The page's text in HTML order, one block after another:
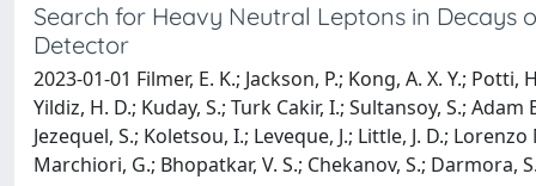
Search for Heavy Neutral Leptons in Decays
Detector
2023-01-01 Filmer, E. K.; Jackson, P.; Kong, A. X. Y.; Potti, H.; Ruggeri, T. A.; Sharma, A. S.; Ting, E. X. L.; White, M. J.; Gingrich, D. M.; Lindon, J. H.; Nishu, N.; Pinfold, J. L.; Cakir, O.; Yildiz, H. D.; Kuday, S.; Turk Cakir, I.; Sultansoy, S.; Adam Bourdarios, C.; Berger, N.; Costanza, F.; Delmastro, M.; Di Ciaccio, L.; Franco, L.; Goy, C.; Guillemin, T.; Hryn'Ova, T.; Jezequel, S.; Koletsou, I.; Leveque, J.; Little, J. D.; Lorenzo Martinez, N.; Poddar, G.; Rossi, E.; Sanchez Pineda, A.; Sauvan, E.; Selem, L.; Bernardi, G.; Bomben, M.; Bouquet, R.; Marchiori, G.; Bhopatkar, V. S.; Chekanov, S.; Darmora, S.; Hopkins, W. H.; Kourlitis, E.; Lecompte, T.; Love, J.; Metcalfe, J.; Mete, A. S.; Paramonov, A.; Proudfoot, J.; Van Gemmeren, P.; Wang, R.; Zhang, J.; Berlendis, S.; Cheu, E.; Cui, Z.; Ghosh, A.; Johns, K. A.; Lampl, W.; Lindley, R. E.; Loch, P.; Rutherfoord, J. P.; Varnes, E. W.; Zhou, H.; Zhou, Y.; Bakshi Gupta, D.; Burghgrave, B.; Cardenas, J. C. J.; De, K.; Farbin, A.; Hadavand, H. K.; Myers, A. J.; Ozturk, N.; Usai, G.; White, A.; Angelidakis, S.; Fassouliotis, D.; Fountas, L.; Gkialas, I.; Kourkoumelis, C.; Alexopoulos, T.; Bakalis, C.; Gazis, E. N.; Gkountoumis, P.; Kitsaki, C.; Maltezos, S.; Paraskevopoulos, C.; Perganti, M.; Tzanis, P.; Zacharis, G.; Andeen, T.; Burton, C. D.; Choi, K.; Nikiforou, N.; Onyisi, P. U. E.; Panchal, D. K.; Unal, M.; Webb, A. F.; Huseynov, N.; Agaras, M. N.; Bogavac, D.; Bosman, M.; Casado, M. P.; Castillo Garcia, L.; Gonzalez Fernandez, S.; Grieco, C.; Grinstein, S.; Juste Rozas, A.; Kazakos, S.; Korolkov, I.; Martinez, M.; Martinez Suarez, P.; Mir, L. M.; Moreno Martinez, C.; Munoz Martinez, J. L.; Orlando, N.; Pacheco Pages, A.; Padilla Aranda, C.; Riu, I.; Salvador Salas, A.; Sonay, A.; Terzo, S.; Vazquez Furelos, D.; Barreiro Guimaraes da Costa, J.; Cai, Y.; Chu, X.; Cui, H.; Fan, Y.; Fang, Y.; Garcia Pascual, J. A.; Guo, F.; Hu, Y. F.; Huang, Y.; Li, M.; Liang, Z.; Liu, B.; Liu, P.; Lou, X.; Lu, G.; Lyu, F.; Mohammed, A. F.; Ran, K.; Shan, L. Y.; Wu, J.; Xu, D.; Yang, X.; Zhang, K.; Zhu, C.; Zhu, H.; Zhuang, X.; Chen, X.; Ding, W.; Feng, M.; Li, B.; Xia, M.; Xu, Y.; Zhang, G.; Ayoub, M. K.; Chen, H.; Chen, S. J.; De Maria, A.; D'Onofrio, A.; Han, L.; Huang, X.; Jia, Z.; Jin, S.; Liu, Y.; Lucio Alves, F. L.; Min, T.; Wang, X.; Xia, L.; Ye, H.; Zhang, B.; Zhang, L.; Bakos, E.; Beemster, L. J.; Jovicevic, J.; Maksimovic, V.; Sijacki, Dj.; Vranjes, N.; Vranjes Milosavljevic, M.; Zivkovic, L.; Buanes, T.; Djuvsland, J. I.; Eigen, G.; Fomin, N.; Huiberts, S. K.; Lee, G. R.; Lipniacka, A.; Martin dit Latour, B.; Stugu, B.; Traeet, A.; Antrim, D. J. A.; Barnett, R. M.; Beringer, J.; Calafiura, P.; Cerutti, F.; Ciocio, A.; Dimitrievska, A.; Dyckes, G. I.; Einsweiler, K.; Ene, I.; Foti, M. G.; Gagnon, L. G.; Garcia-Sciveres, M.; Gonzalez Renteria, C.; Gray, H. M.; Haber, C.; Han, S.; Heim, T.; Hinchliffe, I.; Ju, X.; Krizka, K.; Leggett, C.; Marshall, Z.; Mccormack, W. P.; Muskinja, M.; Nachman, B. P.; Ottino, G. J.; Pagan Griso, S.; Pascuzzi, V. R.; Pettee, M.; Pianori, E.; Resseguie, E. D.; Reynolds, E.; Roberts, B. R.; Santpur, S. N.; Shapiro, M.; Stanislaus, B.;